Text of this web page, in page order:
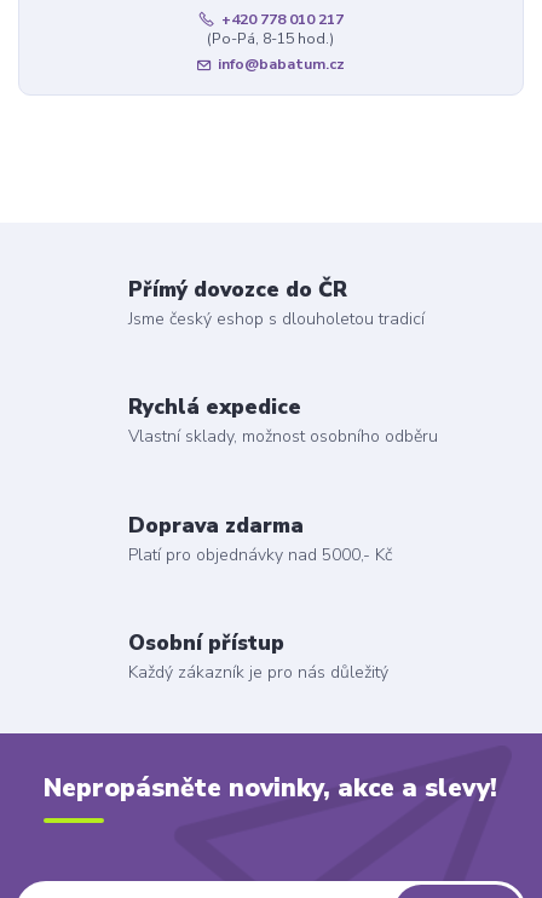
+420 778 010 217
(Po-Pá, 8-15 hod.)
info@babatum.cz
Přímý dovozce do ČR
Jsme český eshop s dlouholetou tradicí
Rychlá expedice
Vlastní sklady, možnost osobního odběru
Doprava zdarma
Platí pro objednávky nad 5000,- Kč
Osobní přístup
Každý zákazník je pro nás důležitý
Nepropásněte novinky, akce a slevy!